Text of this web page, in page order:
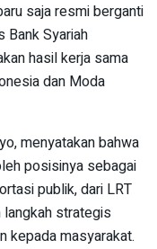
saja resmi berganti
Bank Syariah
hasil kerja sama
dan Moda
menyatakan bahwa
posisinya sebagai
publik, dari LRT
langkah strategis
kepada masyarakat.